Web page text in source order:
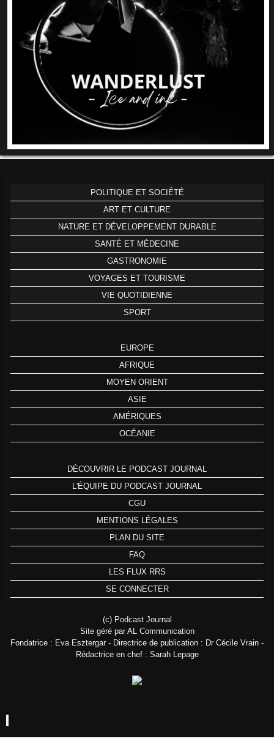
POLITIQUE ET SOCIÉTÉ
ART ET CULTURE
NATURE ET DÉVELOPPEMENT DURABLE
SANTÉ ET MÉDECINE
GASTRONOMIE
VOYAGES ET TOURISME
VIE QUOTIDIENNE
SPORT
EUROPE
AFRIQUE
MOYEN ORIENT
ASIE
AMÉRIQUES
OCÉANIE
DÉCOUVRIR LE PODCAST JOURNAL
L'ÉQUIPE DU PODCAST JOURNAL
CGU
MENTIONS LÉGALES
PLAN DU SITE
FAQ
LES FLUX RRS
SE CONNECTER
(c) Podcast Journal
Site géré par AL Communication
Fondatrice : Eva Esztergar - Directrice de publication : Dr Cécile Vrain -
Rédactrice en chef : Sarah Lepage